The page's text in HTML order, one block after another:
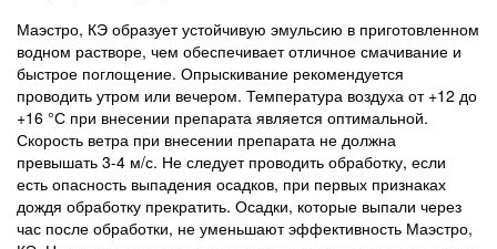
Маэстро, КЭ образует устойчивую эмульсию в приготовленном
водном растворе, чем обеспечивает отличное смачивание и
быстрое поглощение. Опрыскивание рекомендуется
проводить утром или вечером. Температура воздуха от +12 до
+16 °С при внесении препарата является оптимальной.
Скорость ветра при внесении препарата не должна
превышать 3-4 м/с. Не следует проводить обработку, если
есть опасность выпадения осадков, при первых признаках
дождя обработку прекратить. Осадки, которые выпали через
час после обработки, не уменьшают эффективность Маэстро,